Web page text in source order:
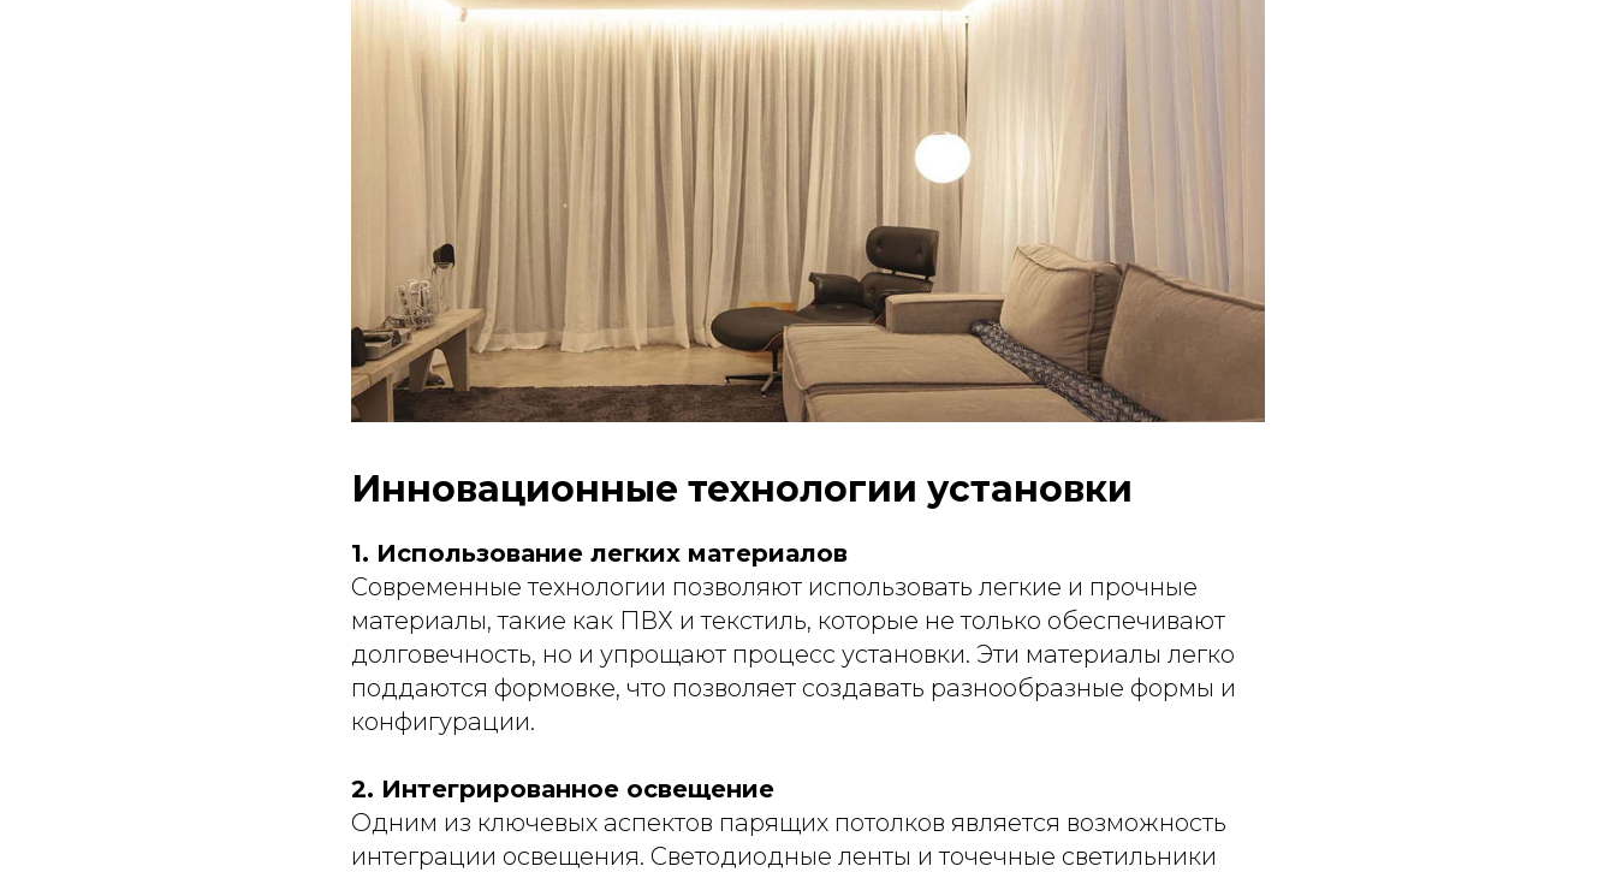
Инновационные технологии установки
1. Использование легких материалов
Современные технологии позволяют использовать легкие и прочные
материалы, такие как ПВХ и текстиль, которые не только обеспечивают
долговечность, но и упрощают процесс установки. Эти материалы легко
поддаются формовке, что позволяет создавать разнообразные формы и
конфигурации.
2. Интегрированное освещение
Одним из ключевых аспектов парящих потолков является возможность
интеграции освещения. Светодиодные ленты и точечные светильники